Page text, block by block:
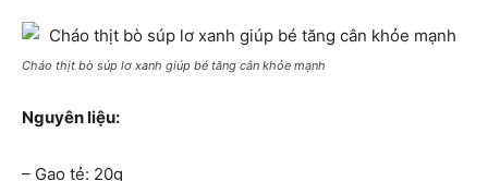
Cháo thịt bò súp lơ xanh giúp bé tăng cân khỏe mạnh
Nguyên liệu:
– Gạo tẻ: 20g